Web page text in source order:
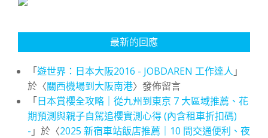
最新的回應
「遊世界：日本大阪2016 - JOBDAREN 工作達人 」
於〈關西機場到大阪南港〉發佈留言
「日本賞櫻全攻略｜從九州到東京 7 大區域推薦、花
期預測與親子自駕追櫻實測心得 (內含租車折扣碼)
- 」於〈2025 新宿車站飯店推薦｜10 間交通便利、夜